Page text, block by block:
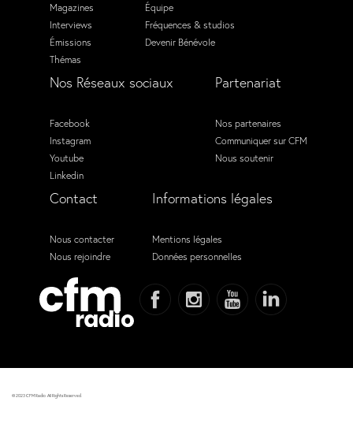
Magazines
Interviews
Émissions
Thémas
Équipe
Fréquences & studios
Devenir Bénévole
Nos Réseaux sociaux
Facebook
Instagram
Youtube
Linkedin
Partenariat
Nos partenaires
Communiquer sur CFM
Nous soutenir
Contact
Nous contacter
Nous rejoindre
Informations légales
Mentions légales
Données personnelles
© 2023 CFM Radio. All Rights Reserved.